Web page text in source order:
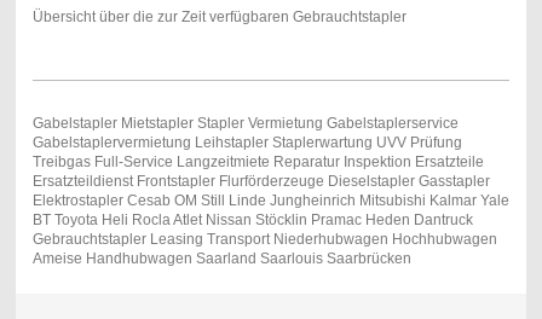
Übersicht über die zur Zeit verfügbaren Gebrauchtstapler
Gabelstapler Mietstapler Stapler Vermietung Gabelstaplerservice
Gabelstaplervermietung Leihstapler Staplerwartung UVV Prüfung
Treibgas Full-Service Langzeitmiete Reparatur Inspektion Ersatzteile
Ersatzteildienst Frontstapler Flurförderzeuge Dieselstapler Gasstapler
Elektrostapler Cesab OM Still Linde Jungheinrich Mitsubishi Kalmar Yale
BT Toyota Heli Rocla Atlet Nissan Stöcklin Pramac Heden Dantruck
Gebrauchtstapler Leasing Transport Niederhubwagen Hochhubwagen
Ameise Handhubwagen Saarland Saarlouis Saarbrücken